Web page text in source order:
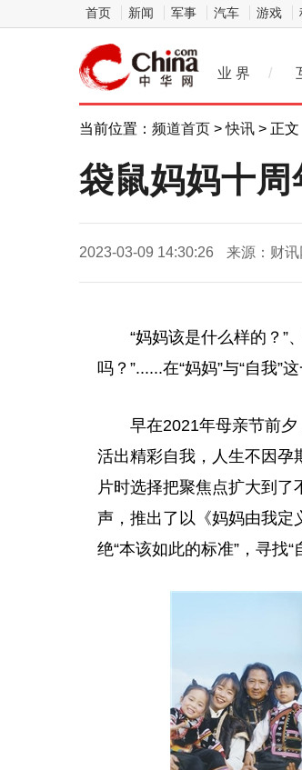
首页 新闻 军事 汽车 游戏
业 界 /
当前位置： 频道首页 >快讯 > 正文
袋鼠妈妈十
2023-03-09 14:30:26 来源：财讯
“妈妈该是什么样的？”
吗？”......在“妈妈”与“自我”
早在2021年母亲节前
活出精彩自我，人生不因孕
片时选择把聚焦点扩大到
声，推出了以《妈妈由我定
绝“本该如此的标准”，寻找“